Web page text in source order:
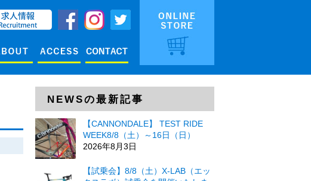
NEWSの最新記事
【CANNONDALE】 TEST RIDE
WEEK8/8（土）～16日（日）
2026年8月3日
【試乗会】8/8（土）X-LAB（エッ